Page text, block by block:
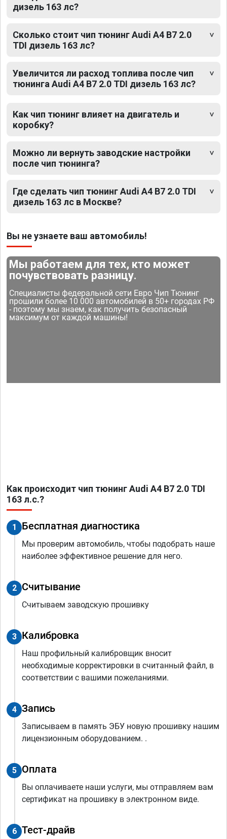
дизель 163 лс?
Сколько стоит чип тюнинг Audi A4 B7 2.0
TDI дизель 163 лс?
Увеличится ли расход топлива после чип
тюнинга Audi A4 B7 2.0 TDI дизель 163 лс?
Как чип тюнинг влияет на двигатель и
коробку?
Можно ли вернуть заводские настройки
после чип тюнинга?
Где сделать чип тюнинг Audi A4 B7 2.0 TDI
дизель 163 лс в Москве?
Вы не узнаете ваш автомобиль!
Мы работаем для тех, кто может
почувствовать разницу.
Специалисты федеральной сети Евро Чип Тюнинг
прошили более 10 000 автомобилей в 50+ городах РФ
- поэтому мы знаем, как получить безопасный
максимум от каждой машины!
Как происходит чип тюнинг Audi A4 B7 2.0 TDI
163 л.с.?
1 Бесплатная диагностика
Мы проверим автомобиль, чтобы подобрать наше
наиболее эффективное решение для него.
2 Считывание
Считываем заводскую прошивку
3 Калибровка
Наш профильный калибровщик вносит
необходимые корректировки в считанный файл, в
соответствии с вашими пожеланиями.
4 Запись
Записываем в память ЭБУ новую прошивку нашим
лицензионным оборудованием. .
5 Оплата
Вы оплачиваете наши услуги, мы отправляем вам
сертификат на прошивку в электронном виде.
6 Тест-драйв